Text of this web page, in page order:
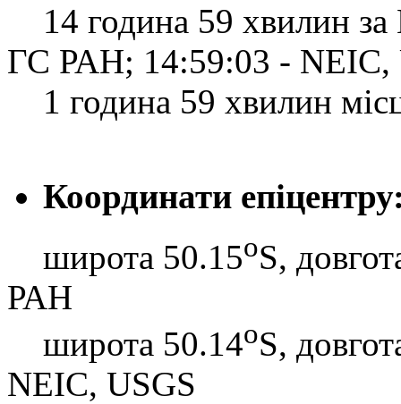
14 година 59 хвилин за
ГС РАН; 14:59:03 - NEIC,
1 година 59 хвилин
Координати
широта 50.15oS,
РАН
широта 50.14oS,
NEIC, USGS